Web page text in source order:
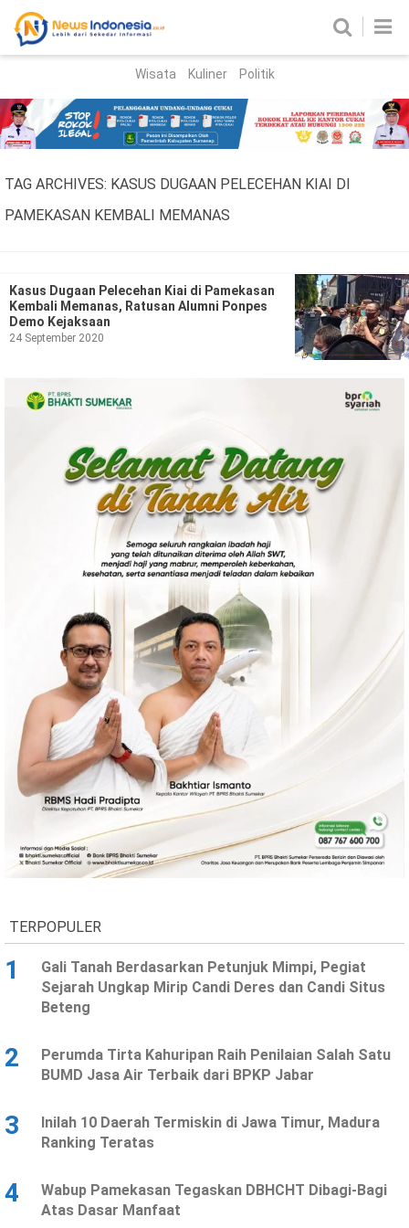
Parlemen
News Madura Regional
Peristiwa
Hukum
Gaya Hidup
Kuliner
Pendidikan
Teknologi
SosBud
Sosial
Wisata
Olahraga
Indeks Birokrasi
Copyright
2026
News
Right
Reserve
Wisata Kuliner Politik
TAG ARCHIVES: KASUS DUGAAN PELECEHAN KIAI DI
PAMEKASAN KEMBALI MEMANAS
Kasus Dugaan Pelecehan Kiai di Pamekasan
Kembali Memanas, Ratusan Alumni Ponpes
Demo Kejaksaan
24 September 2020
TERPOPULER
1
Gali Tanah Berdasarkan Petunjuk Mimpi, Pegiat
Sejarah Ungkap Mirip Candi Deres dan Candi Situs
Beteng
2
Perumda Tirta Kahuripan Raih Penilaian Salah Satu
BUMD Jasa Air Terbaik dari BPKP Jabar
3
Inilah 10 Daerah Termiskin di Jawa Timur, Madura
Ranking Teratas
4
Wabup Pamekasan Tegaskan DBHCHT Dibagi-Bagi
Atas Dasar Manfaat